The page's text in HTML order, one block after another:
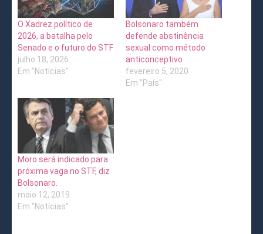
O Xadrez político de
2026, a batalha pelo
Senado e o futuro do STF
julho 18, 2026
Em "Notícias"
Bolsonaro também
defende abstinência
sexual como método
anticonceptivo
fevereiro 5, 2020
Em "País"
Moro será indicado para
próxima vaga no STF, diz
Bolsonaro.
maio 12, 2019
Em "Notícias"